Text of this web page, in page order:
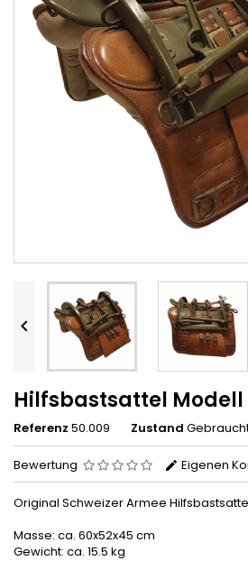

Hilfsbastsattel Modell
Referenz 50.009 Zustand
Bewertung Eigenen
Original Schweizer Armee Hilfsbastsattel
Masse: ca. 60x52x45 cm
Gewicht: ca. 15.5 kg